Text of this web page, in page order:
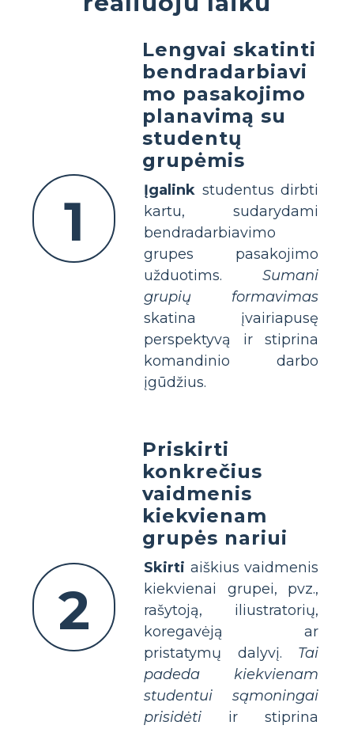
1
Lengvai skatinti
bendradarbiavi
mo pasakojimo
planavimą su
studentų
grupėmis
Įgalink studentus dirbti
kartu, sudarydami
bendradarbiavimo
grupes pasakojimo
užduotims. Sumani
grupių formavimas
skatina įvairiapusę
perspektyvą ir stiprina
komandinio darbo
įgūdžius.
2
Priskirti
konkrečius
vaidmenis
kiekvienam
grupės nariui
Skirti aiškius vaidmenis
kiekvienai grupei, pvz.,
rašytoją, iliustratorių,
koregavėją ar
pristatymų dalyvį. Tai
padeda kiekvienam
studentui sąmoningai
prisidėti ir stiprina